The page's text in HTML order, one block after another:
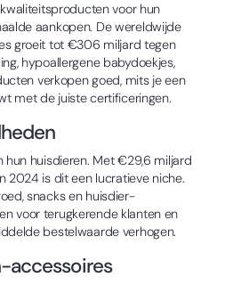
voor hun
aankopen. De wereldwijde
groeit tot €306 miljard tegen
hypoallergene babydoekjes,
verkopen goed, mits je een
met de juiste certificeringen.
hun huisdieren. Met €29,6 miljard
2024 is dit een lucratieve niche.
snacks en huisdier-
voor terugkerende klanten en
bestelwaarde verhogen.
accessoires